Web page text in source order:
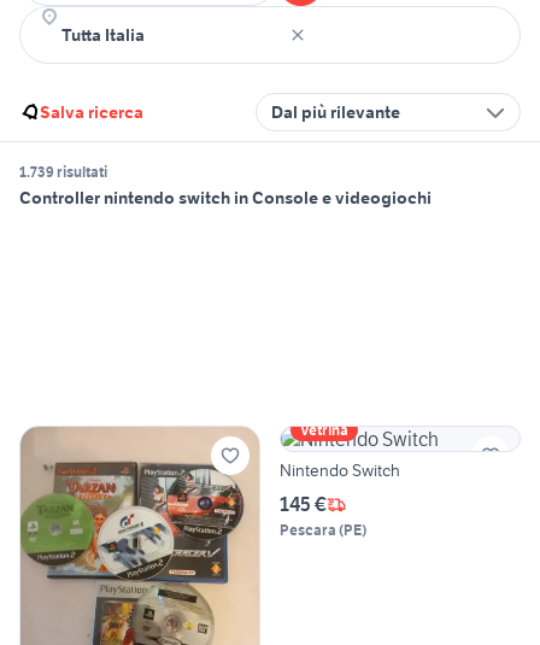
Salva ricerca Dal più rilevante
1.739 risultati
Controller nintendo switch in Console e videogiochi
Vetrina
Nintendo Switch
145 €
Pescara (PE)